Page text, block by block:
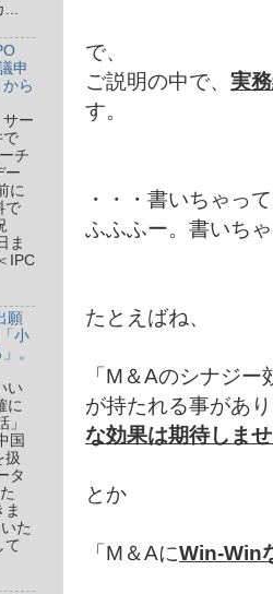
で、
ご説明の中で、 実
す。
・・・書いちゃっ
ふふふー。書いち
たとえばね、
「M＆Aのシナジ
が持たれる事があ
な効果は期待しま
とか
「M＆AにWin-Win
...
申
ら
サー
で
チ
ー
に
で
ま
IPC
願
小
。
い
に
国
扱
タ
た
て